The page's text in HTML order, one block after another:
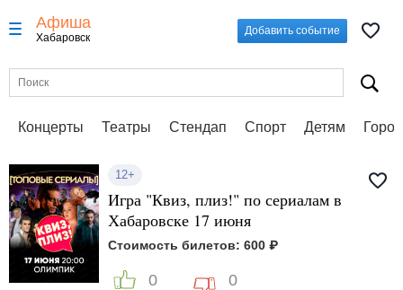
Афиша
Хабаровск
Добавить событие
Концерты Театры Стендап Спорт Детям
12+
Игра "Квиз, плиз!" по сериалам в
Хабаровске 17 июня
Стоимость билетов: 600 ₽
0 0